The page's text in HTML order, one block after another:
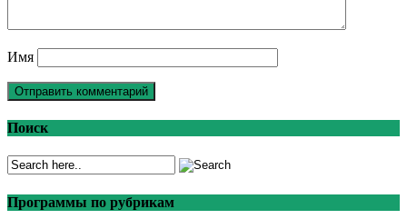
Имя
Поиск
Программы по рубрикам